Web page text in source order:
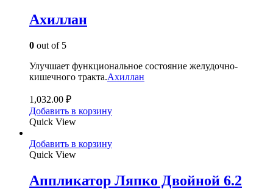
Ахиллан
0 out of 5
Улучшает функциональное состояние желудочно-
кишечного тракта.Ахиллан
1,032.00 ₽
Добавить в корзину
Quick View
Добавить в корзину
Quick View
Аппликатор Ляпко Двойной 6.2